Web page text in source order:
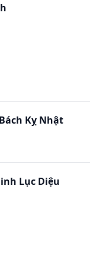
Kỵ Nhật
Lục Diệu